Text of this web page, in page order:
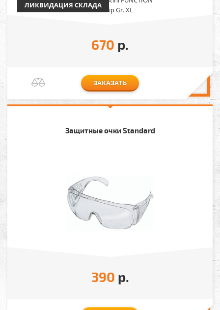
ЛИКВИДАЦИЯ СКЛАДА
670 р.
ЗАКАЗАТЬ
Защитные очки Standard
390 р.